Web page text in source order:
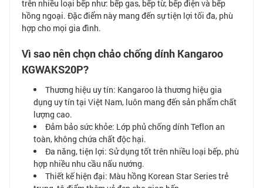
trên nhiều loại bếp như: bếp gas, bếp từ, bếp điện và bếp
hồng ngoại. Đặc điểm này mang đến sự tiện lợi tối đa, phù
hợp cho mọi gia đình.
Vì sao nên chọn chảo chống dính Kangaroo
KGWAKS20P?
Thương hiệu uy tín: Kangaroo là thương hiệu gia
dụng uy tín tại Việt Nam, luôn mang đến sản phẩm chất
lượng cao.
Đảm bảo sức khỏe: Lớp phủ chống dính Teflon an
toàn, không chứa chất độc hại.
Đa năng, tiện lợi: Sử dụng tốt trên nhiều loại bếp, phù
hợp nhiều nhu cầu nấu nướng.
Thiết kế hiện đại: Màu hồng Korean Star Series trẻ